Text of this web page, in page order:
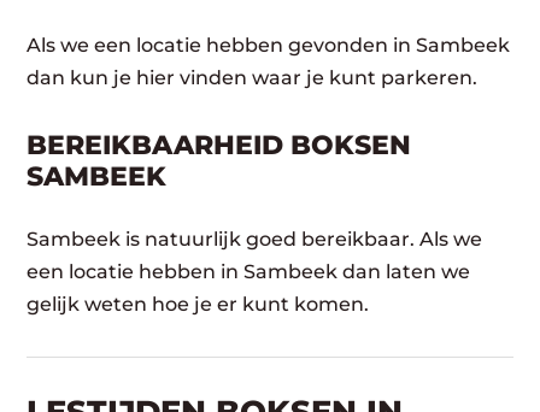
Als we een locatie hebben gevonden in Sambeek
dan kun je hier vinden waar je kunt parkeren.
BEREIKBAARHEID BOKSEN
SAMBEEK
Sambeek is natuurlijk goed bereikbaar. Als we
een locatie hebben in Sambeek dan laten we
gelijk weten hoe je er kunt komen.